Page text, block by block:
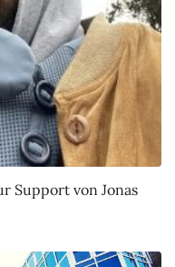
Support von Jonas